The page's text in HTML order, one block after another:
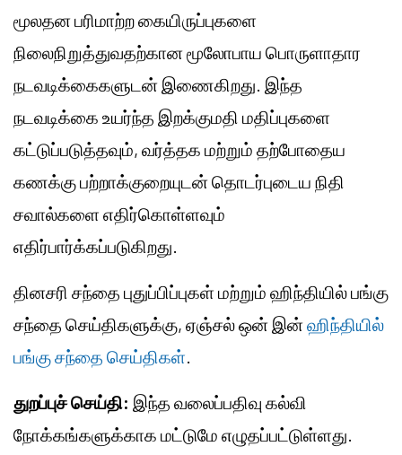
மூலதன பரிமாற்ற கையிருப்புகளை
நிலைநிறுத்துவதற்கான மூலோபாய பொருளாதார
நடவடிக்கைகளுடன் இணைகிறது. இந்த
நடவடிக்கை உயர்ந்த இறக்குமதி மதிப்புகளை
கட்டுப்படுத்தவும், வர்த்தக மற்றும் தற்போதைய
கணக்கு பற்றாக்குறையுடன் தொடர்புடைய நிதி
சவால்களை எதிர்கொள்ளவும்
எதிர்பார்க்கப்படுகிறது.
தினசரி சந்தை புதுப்பிப்புகள் மற்றும் ஹிந்தியில் பங்கு
சந்தை செய்திகளுக்கு, ஏஞ்சல் ஒன் இன்ஹிந்தியில்
பங்கு சந்தை செய்திகள்.
துறப்புச் செய்தி: இந்த வலைப்பதிவு கல்வி
நோக்கங்களுக்காக மட்டுமே எழுதப்பட்டுள்ளது.